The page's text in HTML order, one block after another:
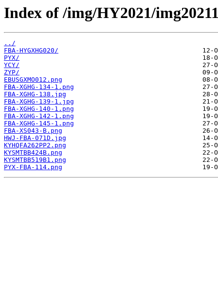
Index of /img/HY2021/
../
FBA-HYGXHG020/
PYX/
YCY/
ZYP/
EBUSGXMO012.png
FBA-XGHG-134-1.png
FBA-XGHG-138.jpg
FBA-XGHG-139-1.jpg
FBA-XGHG-140-1.png
FBA-XGHG-142-1.png
FBA-XGHG-145-1.png
FBA-XS043-B.png
HWJ-FBA-071D.jpg
KYHQFA262PP2.png
KYSMTBB424B.png
KYSMTBB519B1.png
PYX-FBA-114.png